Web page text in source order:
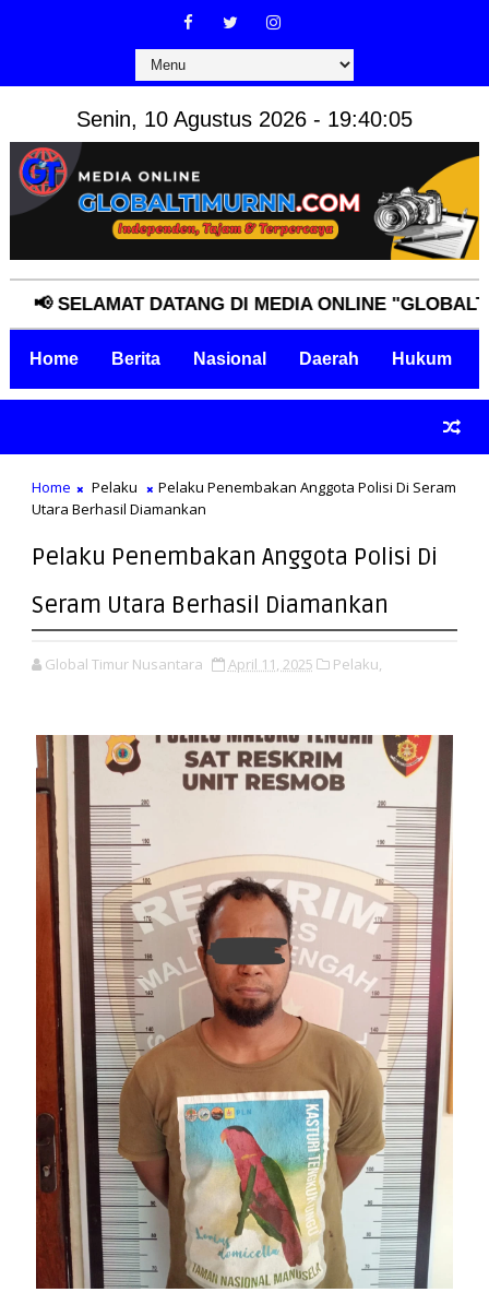
Senin, 10 Agustus 2026 - 19:40:06
DATANG DI MEDIA ONLINE
Home Berita Nasional Daerah Hukum
Home Pelaku
Pelaku Penembakan Anggota Polisi Di Seram
Utara Berhasil Diamankan
Pelaku Penembakan Anggota Polisi Di
Seram Utara Berhasil Diamankan
Global Timur Nusantara April 11, 2025 Pelaku,